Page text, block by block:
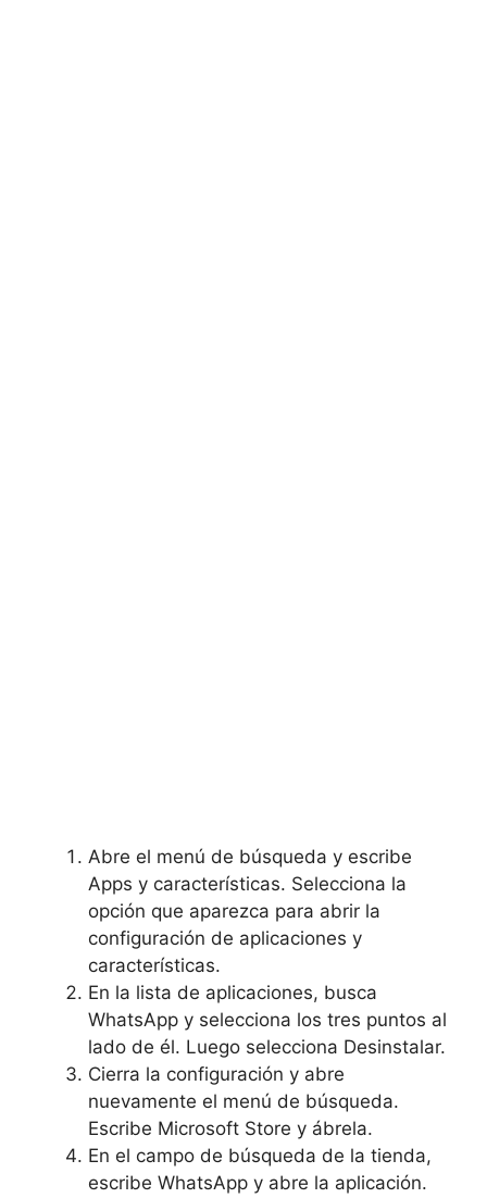
Abre el menú de búsqueda y escribe
Apps y características. Selecciona la
opción que aparezca para abrir la
configuración de aplicaciones y
características.
En la lista de aplicaciones, busca
WhatsApp y selecciona los tres puntos al
lado de él. Luego selecciona Desinstalar.
Cierra la configuración y abre
nuevamente el menú de búsqueda.
Escribe Microsoft Store y ábrela.
En el campo de búsqueda de la tienda,
escribe WhatsApp y abre la aplicación.